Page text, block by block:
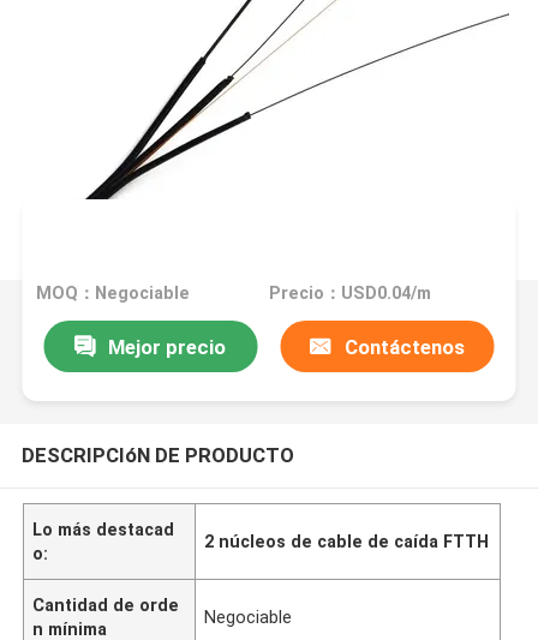
MOQ：Negociable Precio：USD0.04/m
Mejor precio Contáctenos
DESCRIPCIóN DE PRODUCTO
Lo más destacad
o:
2 núcleos de cable de caída FTTH
Cantidad de orde
n mínima
Negociable